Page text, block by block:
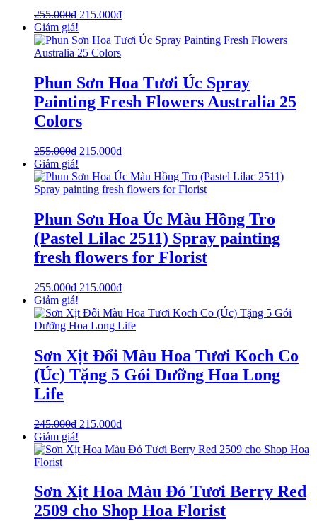
255.000₫ 215.000₫
Giảm giá!
Phun Sơn Hoa Tươi Úc Spray
Painting Fresh Flowers Australia 25
Colors
255.000₫ 215.000₫
Giảm giá!
Phun Sơn Hoa Úc Màu Hồng Tro
(Pastel Lilac 2511) Spray painting
fresh flowers for Florist
255.000₫ 215.000₫
Giảm giá!
Sơn Xịt Đổi Màu Hoa Tươi Koch Co
(Úc) Tặng 5 Gói Dưỡng Hoa Long
Life
245.000₫ 215.000₫
Giảm giá!
Sơn Xịt Hoa Màu Đỏ Tươi Berry Red
2509 cho Shop Hoa Florist